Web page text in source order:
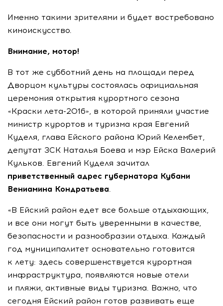
Именно такими зрителями и будет востребовано
киноискусство.
Внимание, мотор!
В тот же субботний день на площади перед
Дворцом культуры состоялась официальная
церемония открытия курортного сезона
«Краски лета-2016», в которой приняли участие
министр курортов и туризма края Евгений
Куделя, глава Ейского района Юрий Келембет,
депутат ЗСК Наталья Боева и мэр Ейска Валерий
Кульков. Евгений Куделя зачитал
приветственный адрес губернатора Кубани
Вениамина Кондратьева.
«В Ейский район едет все больше отдыхающих,
и все они могут быть уверенными в качестве,
безопасности и разнообразии отдыха. Каждый
год муниципалитет основательно готовится
к лету: здесь совершенствуется курортная
инфраструктура, появляются новые отели
и пляжи, активные виды туризма. Важно, что
сегодня Ейский район готов развивать еще